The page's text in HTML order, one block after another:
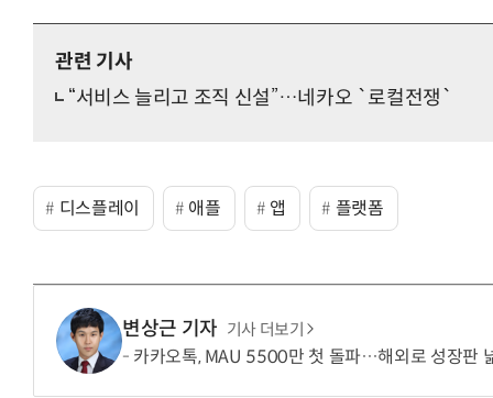
관련 기사
“서비스 늘리고 조직 신설”…네카오 `로컬전쟁`
디스플레이 애플 앱 플랫폼
변상근 기자 기사 더보기
카카오톡, MAU 5500만 첫 돌파…해외로 성장판